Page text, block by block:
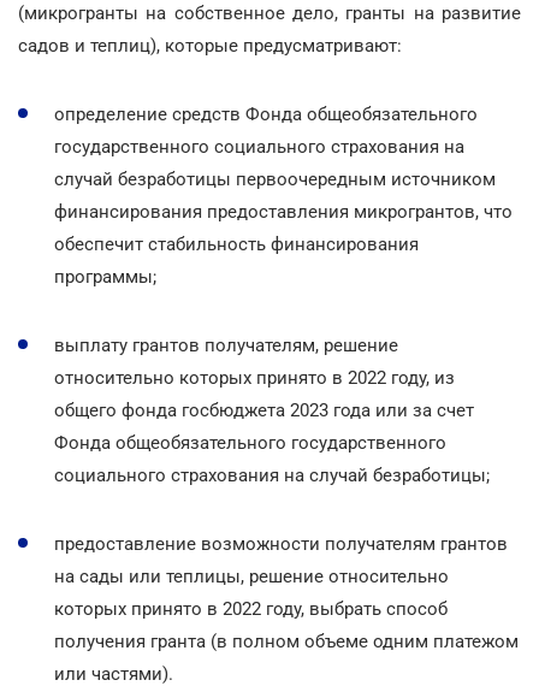
(микрогранты на собственное дело, гранты на развитие
садов и теплиц), которые предусматривают:
определение средств Фонда общеобязательного
государственного социального страхования на
случай безработицы первоочередным источником
финансирования предоставления микрогрантов, что
обеспечит стабильность финансирования
программы;
выплату грантов получателям, решение
относительно которых принято в 2022 году, из
общего фонда госбюджета 2023 года или за счет
Фонда общеобязательного государственного
социального страхования на случай безработицы;
предоставление возможности получателям грантов
на сады или теплицы, решение относительно
которых принято в 2022 году, выбрать способ
получения гранта (в полном объеме одним платежом
или частями).